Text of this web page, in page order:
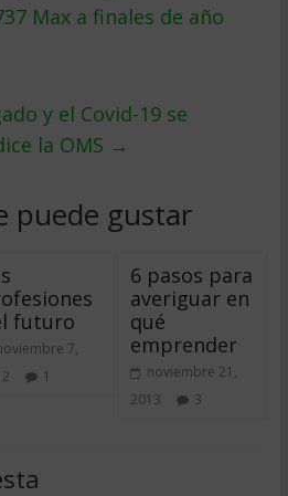
Max a finales de año
y el Covid-19 se
la OMS →
puede gustar
futuro
7,
1
6 pasos para
averiguar en
qué
emprender
noviembre 21,
2013
3